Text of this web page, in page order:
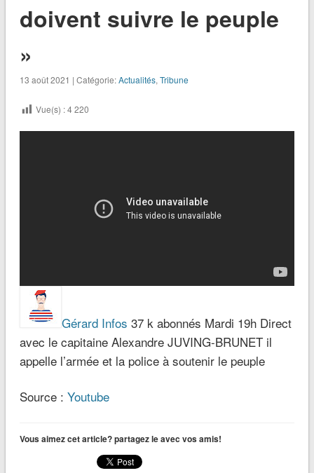
doivent suivre le peuple
»
13 août 2021 | Catégorie:Actualités, Tribune
Vue(s) :4 220
Gérard Infos 37 k abonnés Mardi 19h Direct
avec le capitaine Alexandre JUVING-BRUNET il
appelle l’armée et la police à soutenir le peuple
Source : Youtube
Vous aimez cet article? partagez le avec vos amis!